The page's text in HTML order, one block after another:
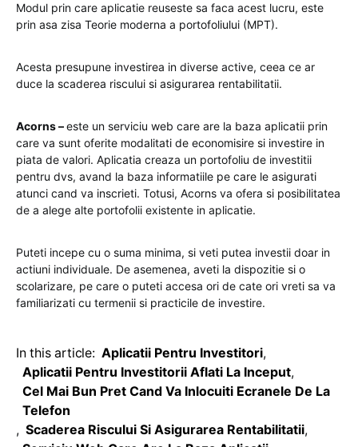
Modul prin care aplicatie reuseste sa faca acest lucru, este
prin asa zisa Teorie moderna a portofoliului (MPT).
Acesta presupune investirea in diverse active, ceea ce ar
duce la scaderea riscului si asigurarea rentabilitatii.
Acorns –este un serviciu web care are la baza aplicatii prin
care va sunt oferite modalitati de economisire si investire in
piata de valori. Aplicatia creaza un portofoliu de investitii
pentru dvs, avand la baza informatiile pe care le asigurati
atunci cand va inscrieti. Totusi, Acorns va ofera si posibilitatea
de a alege alte portofolii existente in aplicatie.
Puteti incepe cu o suma minima, si veti putea investii doar in
actiuni individuale. De asemenea, aveti la dispozitie si o
scolarizare, pe care o puteti accesa ori de cate ori vreti sa va
familiarizati cu termenii si practicile de investire.
In this article: Aplicatii Pentru Investitori,
Aplicatii Pentru Investitorii Aflati La Inceput,
Cel Mai Bun Pret Cand Va Inlocuiti Ecranele De La
Telefon
, Scaderea Riscului Si Asigurarea Rentabilitatii,